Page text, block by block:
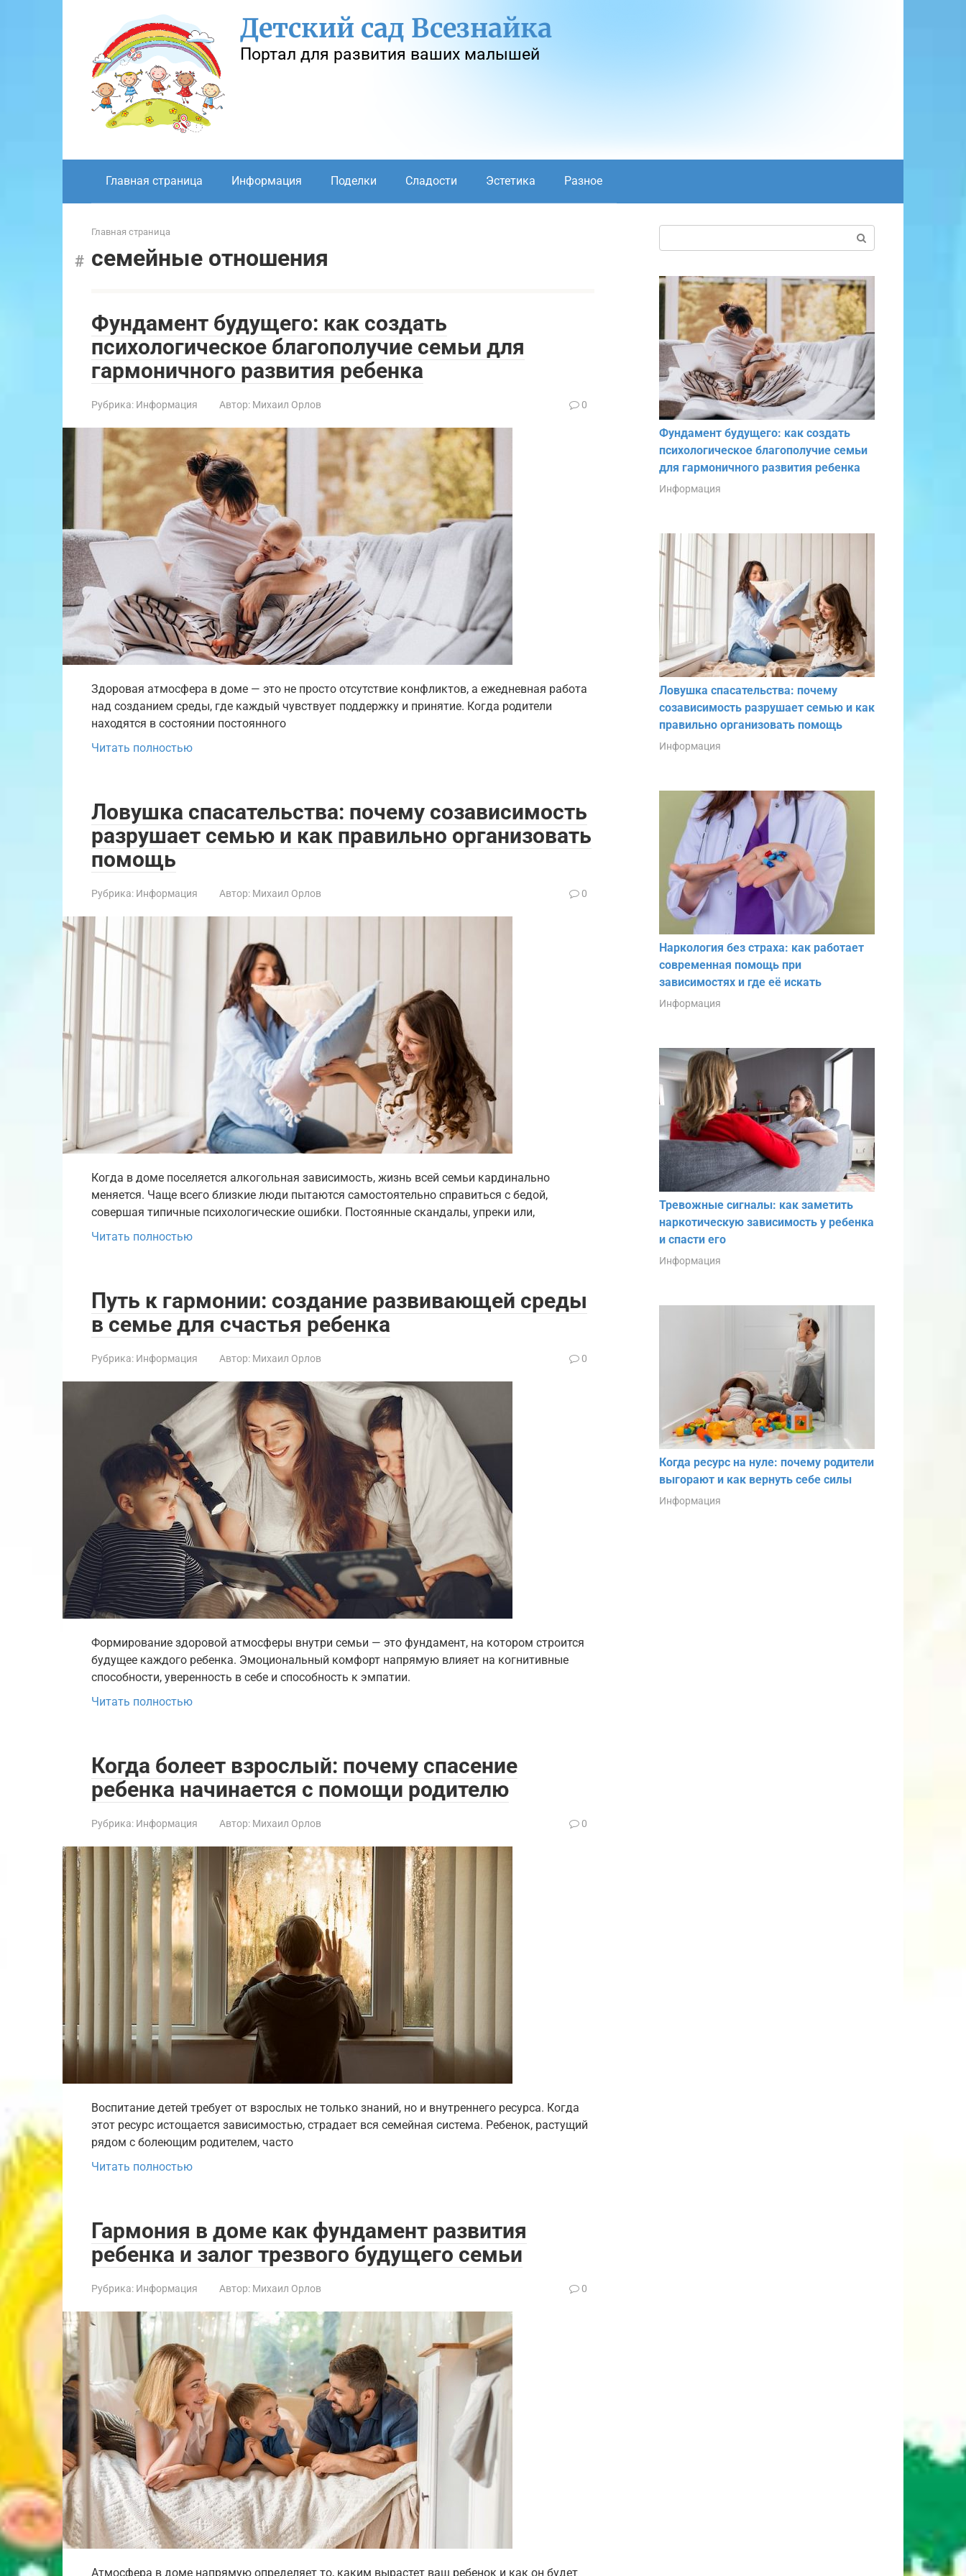
Детский сад Всезнайка
Портал для развития ваших малышей
Главная страница Информация Поделки Сладости Эстетика Разное
Главная страница
семейные отношения
Фундамент будущего: как создать
психологическое благополучие семьи для
гармоничного развития ребенка
Рубрика: Информация Автор: Михаил Орлов 0
Здоровая атмосфера в доме — это не просто отсутствие конфликтов, а ежедневная работа
над созданием среды, где каждый чувствует поддержку и принятие. Когда родители
находятся в состоянии постоянного
Читать полностью
Ловушка спасательства: почему созависимость
разрушает семью и как правильно организовать
помощь
Рубрика: Информация Автор: Михаил Орлов 0
Когда в доме поселяется алкогольная зависимость, жизнь всей семьи кардинально
меняется. Чаще всего близкие люди пытаются самостоятельно справиться с бедой,
совершая типичные психологические ошибки. Постоянные скандалы, упреки или,
Читать полностью
Путь к гармонии: создание развивающей среды
в семье для счастья ребенка
Рубрика: Информация Автор: Михаил Орлов 0
Формирование здоровой атмосферы внутри семьи — это фундамент, на котором строится
будущее каждого ребенка. Эмоциональный комфорт напрямую влияет на когнитивные
способности, уверенность в себе и способность к эмпатии.
Читать полностью
Когда болеет взрослый: почему спасение
ребенка начинается с помощи родителю
Рубрика: Информация Автор: Михаил Орлов 0
Воспитание детей требует от взрослых не только знаний, но и внутреннего ресурса. Когда
этот ресурс истощается зависимостью, страдает вся семейная система. Ребенок, растущий
рядом с болеющим родителем, часто
Читать полностью
Гармония в доме как фундамент развития
ребенка и залог трезвого будущего семьи
Рубрика: Информация Автор: Михаил Орлов 0
Атмосфера в доме напрямую определяет то, каким вырастет ваш ребенок и как он будет
Фундамент будущего: как создать
психологическое благополучие семьи
для гармоничного развития ребенка
Информация
Ловушка спасательства: почему
созависимость разрушает семью и как
правильно организовать помощь
Информация
Наркология без страха: как работает
современная помощь при
зависимостях и где её искать
Информация
Тревожные сигналы: как заметить
наркотическую зависимость у ребенка
и спасти его
Информация
Когда ресурс на нуле: почему родители
выгорают и как вернуть себе силы
Информация